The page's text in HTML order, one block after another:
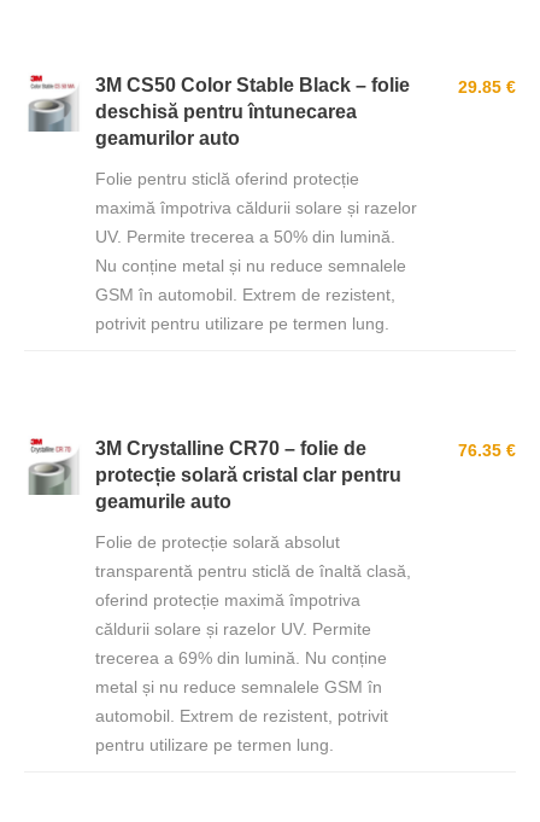
3M CS50 Color Stable Black – folie
deschisă pentru întunecarea
geamurilor auto
Folie pentru sticlă oferind protecție
maximă împotriva căldurii solare și razelor
UV. Permite trecerea a 50% din lumină.
Nu conține metal și nu reduce semnalele
GSM în automobil. Extrem de rezistent,
potrivit pentru utilizare pe termen lung.
29.85 €
3M Crystalline CR70 – folie de
protecție solară cristal clar pentru
geamurile auto
Folie de protecție solară absolut
transparentă pentru sticlă de înaltă clasă,
oferind protecție maximă împotriva
căldurii solare și razelor UV. Permite
trecerea a 69% din lumină. Nu conține
metal și nu reduce semnalele GSM în
automobil. Extrem de rezistent, potrivit
pentru utilizare pe termen lung.
76.35 €